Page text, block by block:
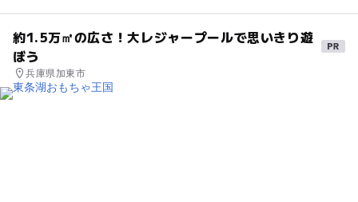
約1.5万㎡の広さ！大レジャープールで思いきり遊
ぼう
兵庫県加東市